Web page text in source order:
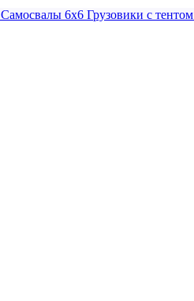
Самосвалы 6х6 Грузовики с тентом